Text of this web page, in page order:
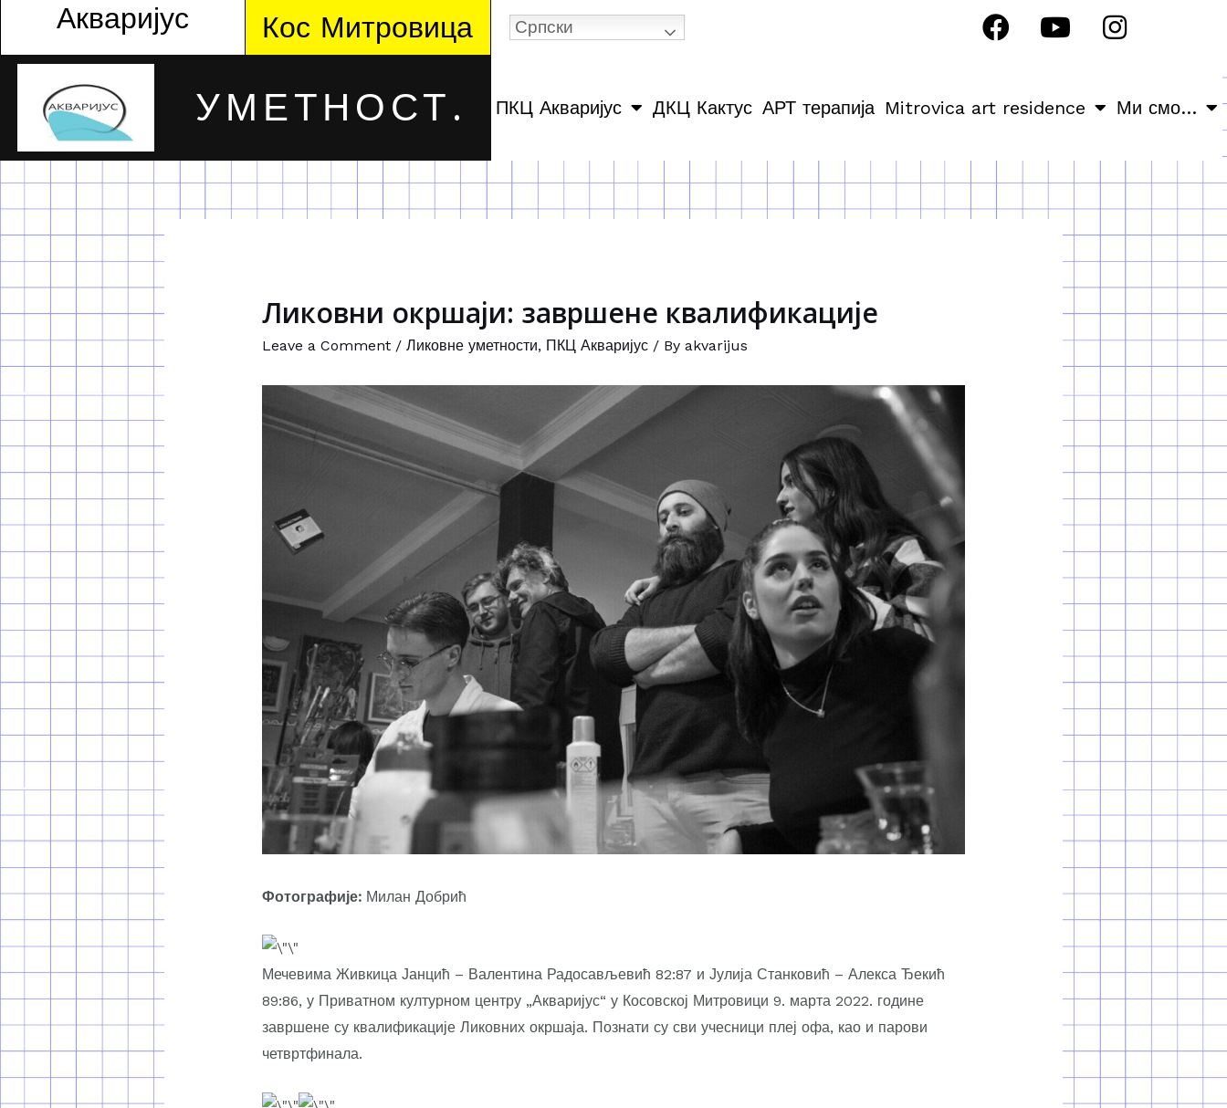
Акваријус Кос Митровица Српски
УМЕТНОСТ. ПКЦ Акваријус ДКЦ Кактус АРТ терапија Mitrovica art residence Ми смо…
Ликовни окршаји: завршене квалификације
Leave a Comment / Ликовне уметности, ПКЦ Акваријус/ By akvarijus
Фотографије:Милан Добрић
Мечевима Живкица Јанцић – Валентина Радосављевић 82:87 и Јулија Станковић – Алекса Ђекић
89:86, у Приватном културном центру „Акваријус“ у Косовској Митровици 9. марта 2022. године
завршене су квалификације Ликовних окршаја. Познати су сви учесници плеј офа, као и парови
четвртфинала.